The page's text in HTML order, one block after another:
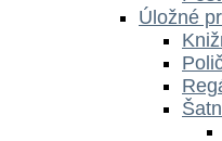
Úložné